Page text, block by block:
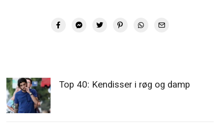
Top 40: Kendisser i røg og damp